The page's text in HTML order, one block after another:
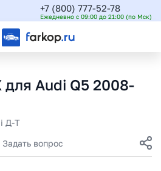
+7 (800) 777-52-78
Ежедневно с 09:00 до 21:00 (по Мск)
для Audi Q5 2008-
Д-Т
Задать вопрос